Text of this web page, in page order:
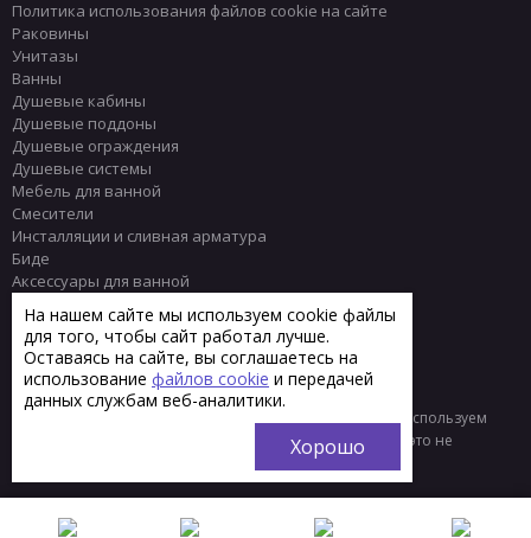
Политика использования файлов cookie на сайте
Раковины
Унитазы
Ванны
Душевые кабины
Душевые поддоны
Душевые ограждения
Душевые системы
Мебель для ванной
Смесители
Инсталляции и сливная арматура
Биде
Аксессуары для ванной
Полотенцесушители
Комплектующие
Плитка
© 2013 - 2026 Интернет-магазин сантехники Тренд
Мы используем
файлы «cookie» для функционирования сайта. Если вас это не
На нашем сайте мы используем cookie файлы
для того, чтобы сайт работал лучше.
Оставаясь на сайте, вы соглашаетесь на
использование файлов cookie и передачей
данных службам веб-аналитики.
Хорошо